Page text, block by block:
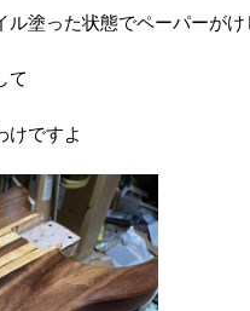
塗った状態でペーパーがけ
て
けですよ